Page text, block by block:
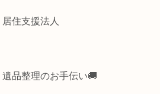
居住支援法人
遺品整理のお手伝い🚚